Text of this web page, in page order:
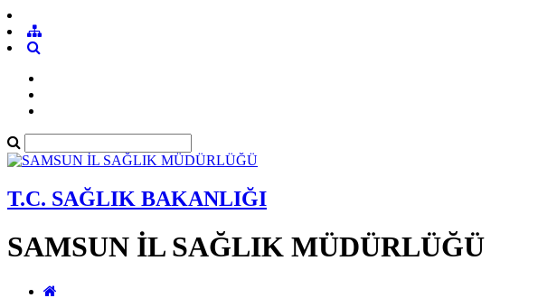
T.C. SAĞLIK BAKANLIĞI
SAMSUN İL SAĞLIK MÜDÜRLÜĞÜ